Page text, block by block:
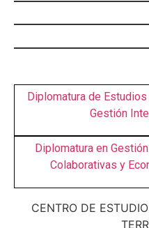
AGENDA
PUBLICACIONES
NOTICIAS
Diplomatura de
Gestión
Diplomatura en
Colaborativas y
CENTRO DE